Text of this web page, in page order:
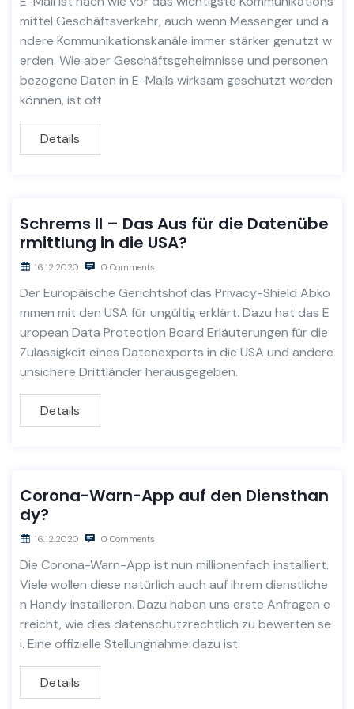
mittel Geschäftsverkehr, auch wenn Messenger und a
ndere Kommunikationskanäle immer stärker genutzt w
erden. Wie aber Geschäftsgeheimnisse und personen
bezogene Daten in E-Mails wirksam geschützt werden
können, ist oft
Details
Schrems II – Das Aus für die Datenübe
rmittlung in die USA?
16.12.2020 0 Comments
Der Europäische Gerichtshof das Privacy-Shield Abko
mmen mit den USA für ungültig erklärt. Dazu hat das E
uropean Data Protection Board Erläuterungen für die
Zulässigkeit eines Datenexports in die USA und andere
unsichere Drittländer herausgegeben.
Details
Corona-Warn-App auf den Diensthan
dy?
16.12.2020 0 Comments
Die Corona-Warn-App ist nun millionenfach installiert.
Viele wollen diese natürlich auch auf ihrem dienstliche
n Handy installieren. Dazu haben uns erste Anfragen e
rreicht, wie dies datenschutzrechtlich zu bewerten se
i. Eine offizielle Stellungnahme dazu ist
Details